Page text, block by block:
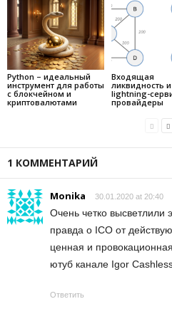
Python – идеальный
инструмент для работы
с блокчейном и
криптовалютами
Входящая
ликвидность и
lightning-
провайдеры
1 КОММЕНТАРИЙ
Monika 30.01.2020 at 20:40
Очень четко высветлили
правда о ICO от
ценная и
ютуб канале Igor
Ответить